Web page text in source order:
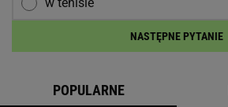
NASTĘPNE PYTANIE
POPULARNE